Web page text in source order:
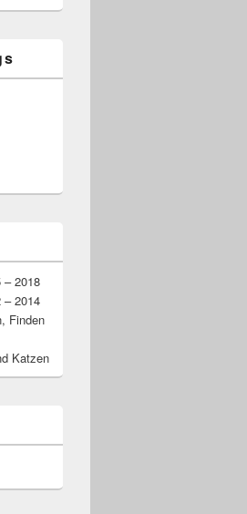
2018
2014
Finden
Katzen